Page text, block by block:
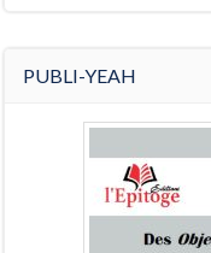
PUBLI-YEAH